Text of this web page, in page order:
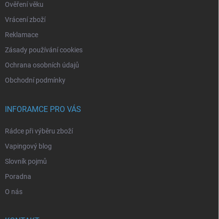
Ověření věku
Vrácení zboží
Reklamace
Zásady používání cookies
Ochrana osobních údajů
Obchodní podmínky
INFORAMCE PRO VÁS
Rádce při výběru zboží
Vapingový blog
Slovník pojmů
Poradna
O nás